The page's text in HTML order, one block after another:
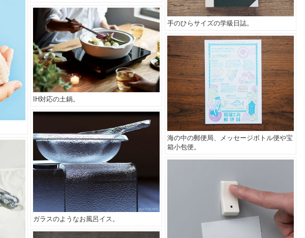
手のひらサイズの学級日誌。
IH対応の土鍋。
海の中の郵便局、メッセージボトル便や宝
箱小包便。
ガラスのようなお風呂イス。